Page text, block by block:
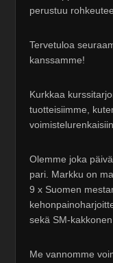
perustuu
Tervetuloa
kanssamme!
Kurkkaa
tuotteisiimme,
Olemme joka
pari. Markku on
9 x Suomen
sekä SM-
Me vannomme